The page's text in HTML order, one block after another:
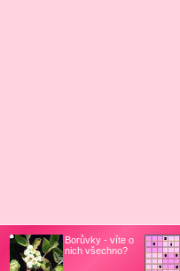
Borůvky - víte o
nich všechno?